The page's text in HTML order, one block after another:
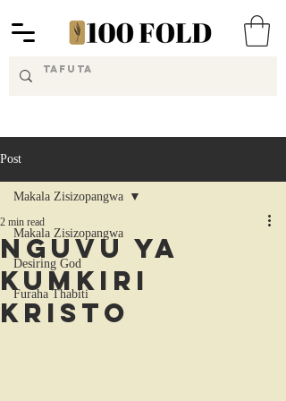
Post
Makala Zisizopangwa
Desiring God
Furaha Thabiti
Makala Zisizopangwa
Nguvu ya
Kumkiri
Kristo
2 min read